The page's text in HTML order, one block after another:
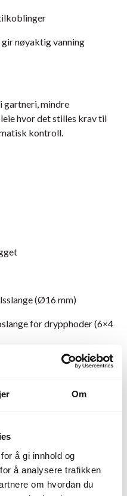
Om
å gi innhold og
å analysere trafikken
om hvordan du
nøyaktig vanning
gartneri, mindre
hvor det stilles krav til
kontroll.
(Ø16 mm)
for drypphoder (6×4